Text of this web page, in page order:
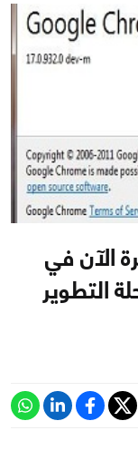
الآن في